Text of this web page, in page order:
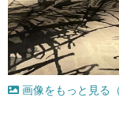
画像をもっと見る